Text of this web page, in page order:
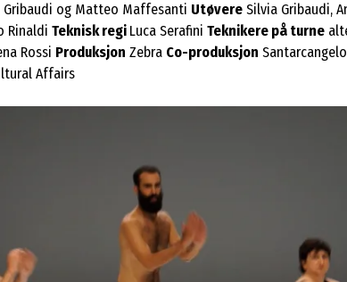
Gribaudi og Matteo Maffesanti Utøvere Silvia Gribaudi,
Rinaldi Teknisk regi Luca Serafini Teknikere på turne
Rossi Produksjon Zebra Co-produksjon
Affairs